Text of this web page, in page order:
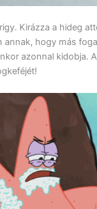
Kirázza a hideg
annak, hogy más
azonnal kidobja.